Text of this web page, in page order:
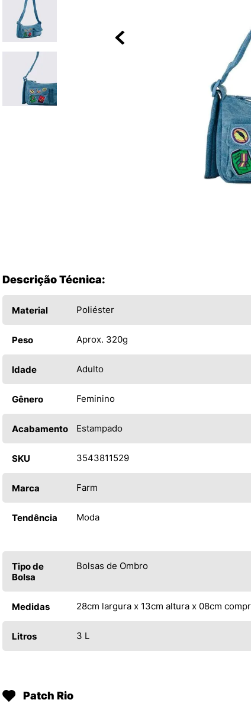
Descrição Técnica:
Material Poliéster
Peso Aprox. 320g
Idade Adulto
Gênero Feminino
Acabamento Estampado
SKU 3543811529
Marca Farm
Tendência Moda
Tipo de
Bolsa
Bolsas de Ombro
Medidas 28cm largura x 13cm altura x 08cm
Litros 3 L
Patch Rio